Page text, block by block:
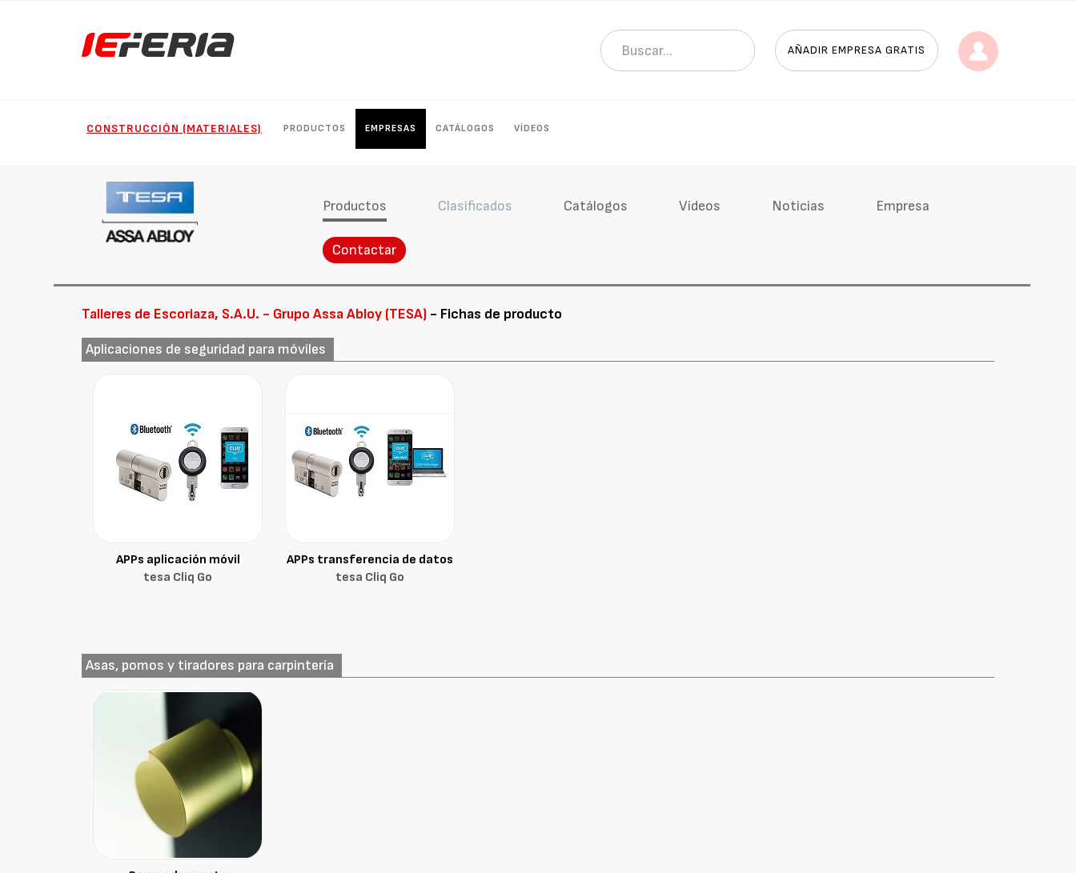
AÑADIR EMPRESA GRATIS
CONSTRUCCIÓN (MATERIALES) PRODUCTOS EMPRESAS CATÁLOGOS VÍDEOS
Productos Clasificados Catálogos Vídeos Noticias Empresa
Contactar
Talleres de Escoriaza, S.A.U. - Grupo Assa Abloy (TESA) - Fichas de producto
Aplicaciones de seguridad para móviles
APPs aplicación móvil
tesa Cliq Go
APPs transferencia de datos
tesa Cliq Go
Asas, pomos y tiradores para carpintería